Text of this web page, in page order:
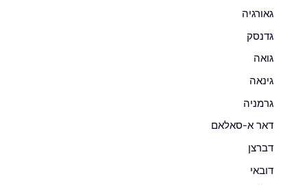
גאורגיה
גדנסק
גואה
גינאה
גרמניה
דאר א-סאלאם
דברצן
דובאי